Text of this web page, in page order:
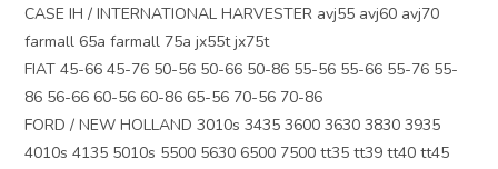
CASE IH / INTERNATIONAL HARVESTER avj55 avj60 avj70
farmall 65a farmall 75a jx55t jx75t
FIAT 45-66 45-76 50-56 50-66 50-86 55-56 55-66 55-76 55-
86 56-66 60-56 60-86 65-56 70-56 70-86
FORD / NEW HOLLAND 3010s 3435 3600 3630 3830 3935
4010s 4135 5010s 5500 5630 6500 7500 tt35 tt39 tt40 tt45